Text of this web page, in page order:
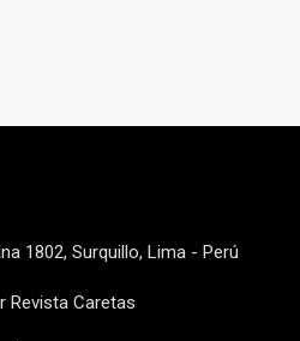
1802, Surquillo, Lima - Perú
Revista Caretas